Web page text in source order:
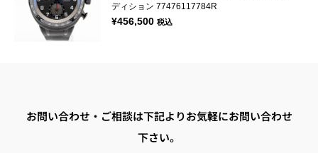
ディション 77476117784R
¥456,500 税込
お問い合わせ・ご相談は下記よりお気軽にお問い合わせ
下さい。